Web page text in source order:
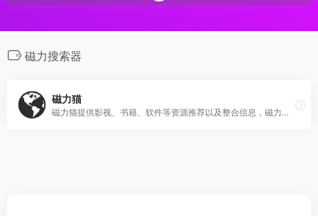
磁力搜索器
磁力猫
磁力猫提供影视、书籍、软件等资源推荐以及整合信息，磁力链接索引来自DHT网络。